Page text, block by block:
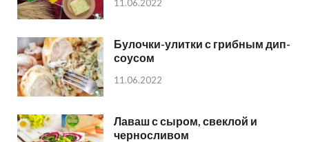
11.06.2022
Булочки-улитки с грибным дип-
соусом
11.06.2022
Лаваш с сыром, свеклой и
черносливом